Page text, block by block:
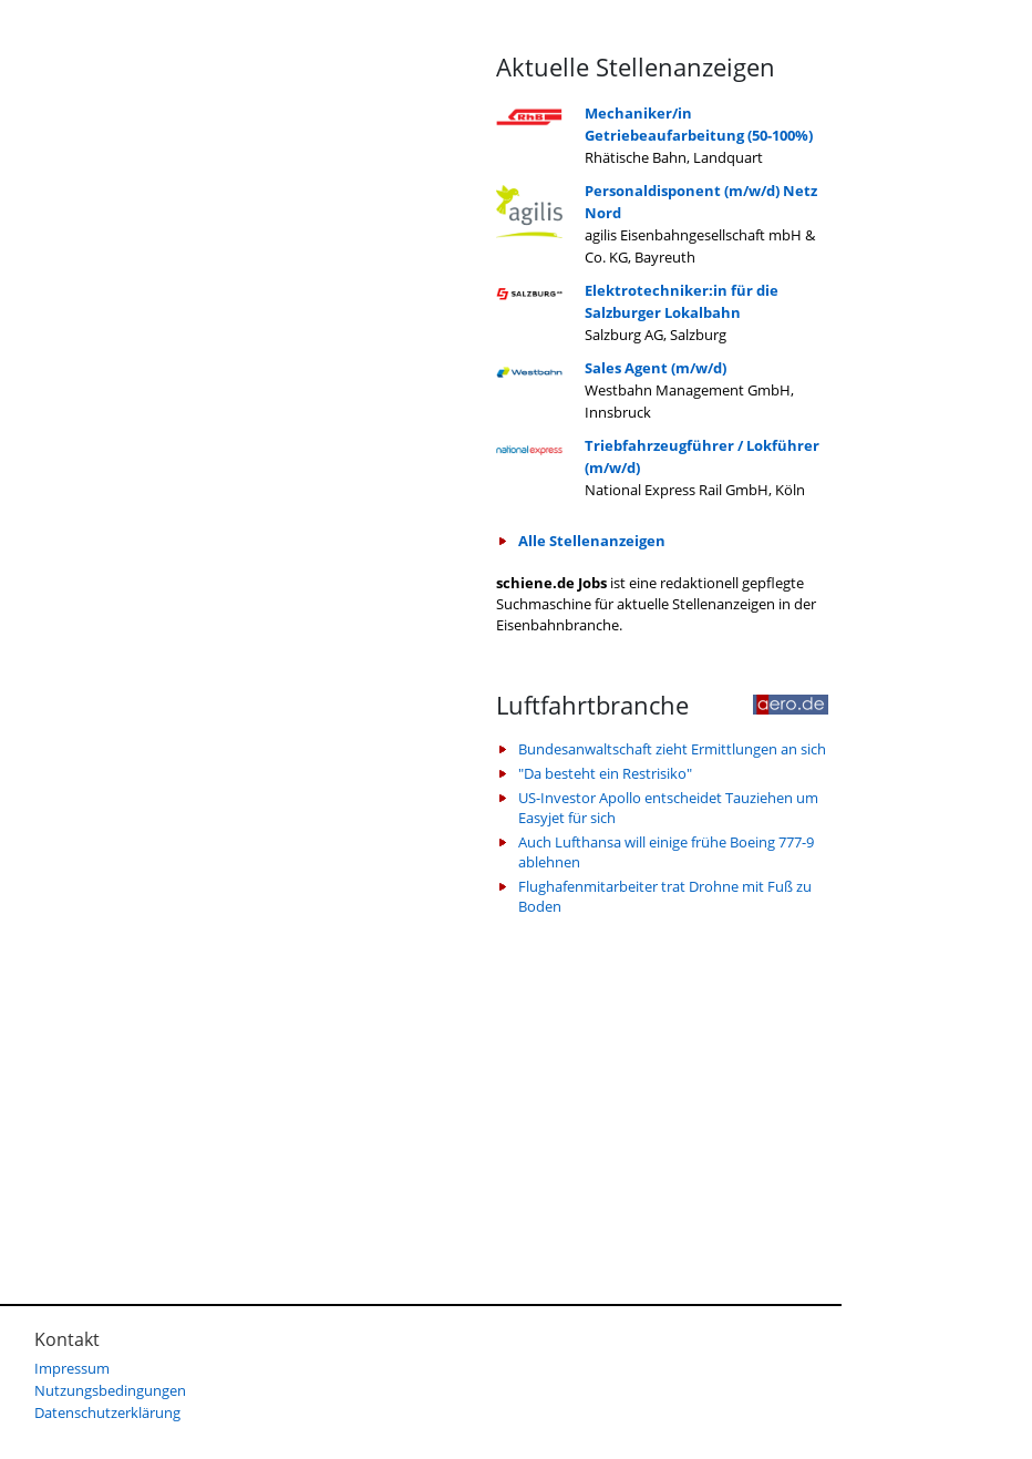
Aktuelle Stellenanzeigen
Mechaniker/in
Getriebeaufarbeitung (50-100%)
Rhätische Bahn, Landquart
Personaldisponent (m/w/d) Netz
Nord
agilis Eisenbahngesellschaft mbH &
Co. KG, Bayreuth
Elektrotechniker:in für die
Salzburger Lokalbahn
Salzburg AG, Salzburg
Sales Agent (m/w/d)
Westbahn Management GmbH,
Innsbruck
Triebfahrzeugführer / Lokführer
(m/w/d)
National Express Rail GmbH, Köln
Alle Stellenanzeigen
schiene.de Jobs ist eine redaktionell gepflegte
Suchmaschine für aktuelle Stellenanzeigen in der
Eisenbahnbranche.
Luftfahrtbranche
Bundesanwaltschaft zieht Ermittlungen an sich
"Da besteht ein Restrisiko"
US-Investor Apollo entscheidet Tauziehen um
Easyjet für sich
Auch Lufthansa will einige frühe Boeing 777-9
ablehnen
Flughafenmitarbeiter trat Drohne mit Fuß zu
Boden
Kontakt
Impressum
Nutzungsbedingungen
Datenschutzerklärung